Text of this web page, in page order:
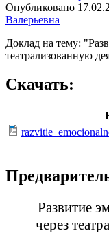
Опубликовано
Валерьевна
Доклад на тему:
театрализованную
Скачать:
Развитие
через